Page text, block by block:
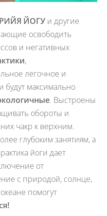
ЙОГУ и другие
освободить
и негативных
,
легочное и
будут максимально
. Выстроены
обороты и
чакр к верхним.
глубоким занятиям, а
йоги дает
от
с природой, солнце,
помогут